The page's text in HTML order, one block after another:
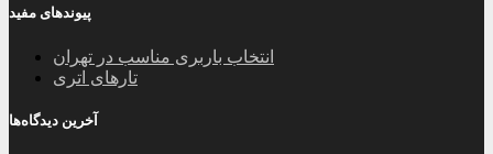
پیوندهای مفید
انتخاب باربری مناسب در تهران
تارهای اتری
آخرین دیدگاه‌ها